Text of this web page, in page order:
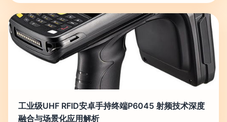
工业级UHF RFID安卓手持终端P6045 射频技术深度
融合与场景化应用解析